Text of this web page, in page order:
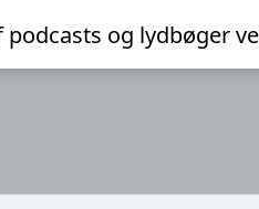
og lydbøger